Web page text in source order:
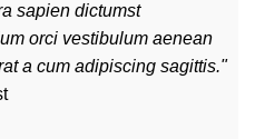
sapien dictumst
orci vestibulum aenean
a cum adipiscing sagittis."